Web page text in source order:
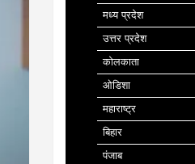
मध्य प्रदेश
उत्तर प्रदेश
कोलकाता
ओडिशा
महाराष्ट्र
बिहार
पंजाब